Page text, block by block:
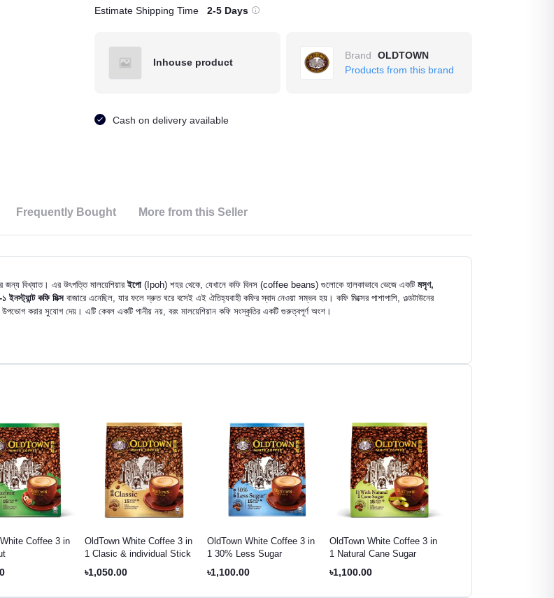
Estimate Shipping Time 2-5 Days
Inhouse product
Brand
OLDTOWN
Products from this brand
Cash on delivery available
Frequently Bought More from this Seller
জন্য বিখ্যাত। এর উৎপত্তি মালয়েশিয়ারইপো (Ipoh) শহর থেকে, যেখানে কফি বিনস (coffee beans) গুলোকে হালকাভাবে ভেজে একটি মসৃণ,
ইনস্ট্যান্ট কফি মিক্সবাজারে এনেছিল, যার ফলে দ্রুত ঘরে বসেই এই ঐতিহ্যবাহী কফির স্বাদ নেওয়া সম্ভব হয়। কফি মিক্সের পাশাপাশি, ওল্ডটাউনের
উপভোগ করার সুযোগ দেয়। এটি কেবল একটি পানীয় নয়, বরং মালয়েশিয়ান কফি সংস্কৃতির একটি গুরুত্বপূর্ণ অংশ।
Coffee 3 in
OldTown White Coffee 3 in
1 Clasic & individual Stick
৳1,050.00
OldTown White Coffee 3 in
1 30% Less Sugar
৳1,100.00
OldTown White Coffee 3 in
1 Natural Cane Sugar
৳1,100.00